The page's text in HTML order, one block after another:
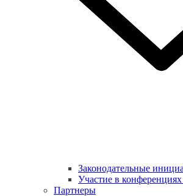
Законодательные
Участие в
Партнеры